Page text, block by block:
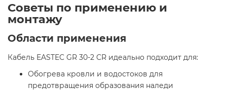
Советы по применению и
монтажу
Области применения
Кабель EASTEC GR 30-2 CR идеально подходит для:​
Обогрева кровли и водостоков для
предотвращения образования наледи